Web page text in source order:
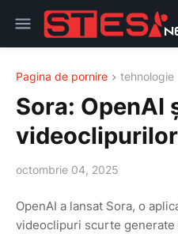
Pagina de pornire tehnologie
Sora: OpenAI
octombrie 04, 2025
OpenAI a lansat Sora, o
videoclipuri scurte generate